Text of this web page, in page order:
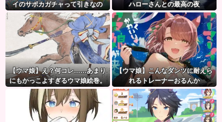
イのサポカガチャって引きなの
だ？
ハローさんとの最高の夜
【ウマ娘】え？何コレ……あまり
にもかっこよすぎるウマ娘絵巻。
【ウマ娘】こんなダンツに耐えら
れるトレーナーおるんか